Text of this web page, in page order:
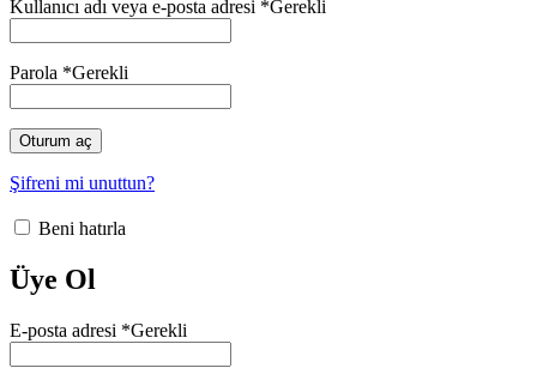
Kullanıcı adı veya e-posta adresi *Gerekli
Parola *Gerekli
Oturum aç
Şifreni mi unuttun?
Beni hatırla
Üye Ol
E-posta adresi *Gerekli